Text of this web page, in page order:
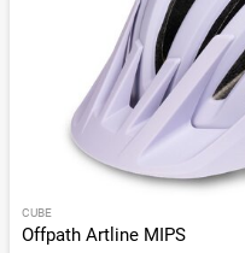
CUBE
Offpath Artline MIPS